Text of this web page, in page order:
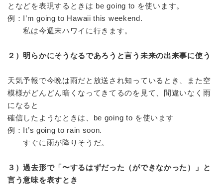
となどを表現するときは be going to を使います。
例：I’m going to Hawaii this weekend.
私は今週末ハワイに行きます。
２）明らかにそうなるであろうと言う未来の出来事に使う
天気予報で今晩は雨だと放送され知っているとき、また空
模様がどんどん暗くなってきてるのを見て、間違いなく雨
になると
確信したようなときは、be going to を使います
例：It’s going to rain soon.
すぐに雨が降りそうだ。
３）過去形で「〜するはずだった（ができなかった）」と
言う意味を表すとき